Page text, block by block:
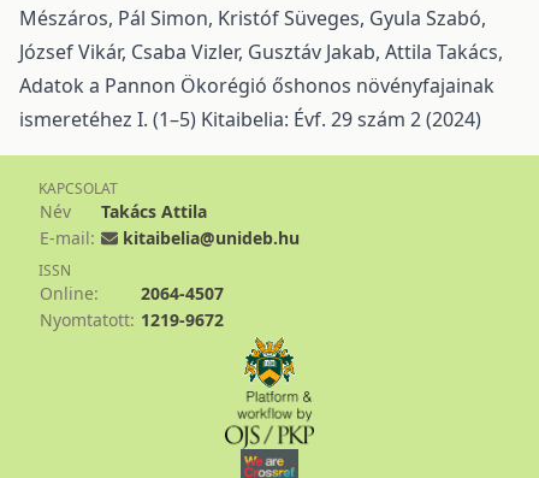
Mészáros, Pál Simon, Kristóf Süveges, Gyula Szabó,
József Vikár, Csaba Vizler, Gusztáv Jakab, Attila Takács,
Adatok a Pannon Ökorégió őshonos növényfajainak
ismeretéhez I. (1–5) Kitaibelia: Évf. 29 szám 2 (2024)
KAPCSOLAT
Név
Takács Attila
E-mail:
kitaibelia@unideb.hu
ISSN
Online:
2064-4507
Nyomtatott: 1219-9672